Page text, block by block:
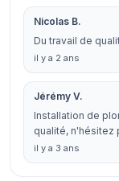
Nicolas B.
Du travail de
il y a 2 ans
Jérémy V.
Installation de
qualité, n'hésitez
il y a 3 ans